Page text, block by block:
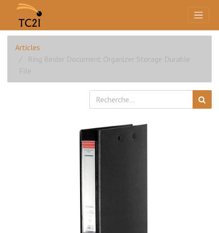
Articles
Ring Binder Document Organizer Storage Durable
File